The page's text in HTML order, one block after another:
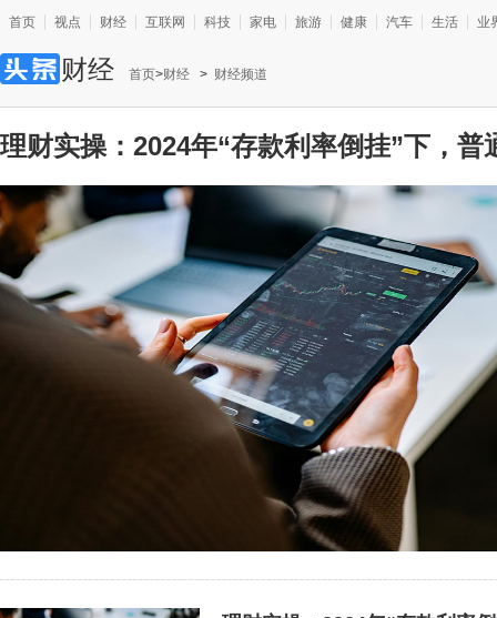
首页 视点 财经 互联网 科技 家电 旅游 健康 汽车 生活 业
财经 首页>财经 > 财经频道
理财实操：2024年“存款利率倒挂”下，普
管理？——从货币基金到同业存单的5种低